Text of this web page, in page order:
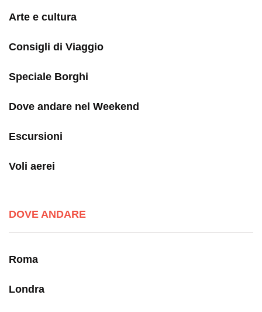
Arte e cultura
Consigli di Viaggio
Speciale Borghi
Dove andare nel Weekend
Escursioni
Voli aerei
DOVE ANDARE
Roma
Londra